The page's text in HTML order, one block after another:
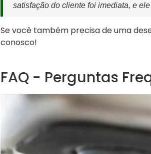
satisfação do cliente foi imediata, e
Se você também precisa de uma
conosco!
FAQ - Perguntas